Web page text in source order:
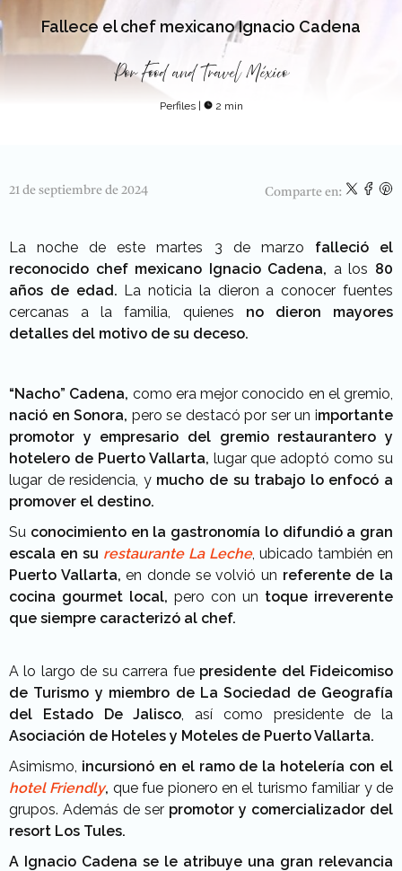
Fallece el chef mexicano Ignacio Cadena
Por Food and Travel México
Perfiles | 2 min
21 de septiembre de 2024 Comparte en:
La noche de este martes 3 de marzo falleció el
reconocido chef mexicano Ignacio Cadena, a los 80
años de edad. La noticia la dieron a conocer fuentes
cercanas a la familia, quienes no dieron mayores
detalles del motivo de su deceso.
“Nacho” Cadena, como era mejor conocido en el gremio,
nació en Sonora, pero se destacó por ser un importante
promotor y empresario del gremio restaurantero y
hotelero de Puerto Vallarta, lugar que adoptó como su
lugar de residencia, y mucho de su trabajo lo enfocó a
promover el destino.
Su conocimiento en la gastronomía lo difundió a gran
escala en su restaurante La Leche, ubicado también en
Puerto Vallarta, en donde se volvió un referente de la
cocina gourmet local, pero con un toque irreverente
que siempre caracterizó al chef.
A lo largo de su carrera fue presidente del Fideicomiso
de Turismo y miembro de La Sociedad de Geografía
del Estado De Jalisco , así como presidente de la
Asociación de Hoteles y Moteles de Puerto Vallarta.
Asimismo, incursionó en el ramo de la hotelería con el
hotel Friendly, que fue pionero en el turismo familiar y de
grupos. Además de ser promotor y comercializador del
resort Los Tules.
A Ignacio Cadena se le atribuye una gran relevancia